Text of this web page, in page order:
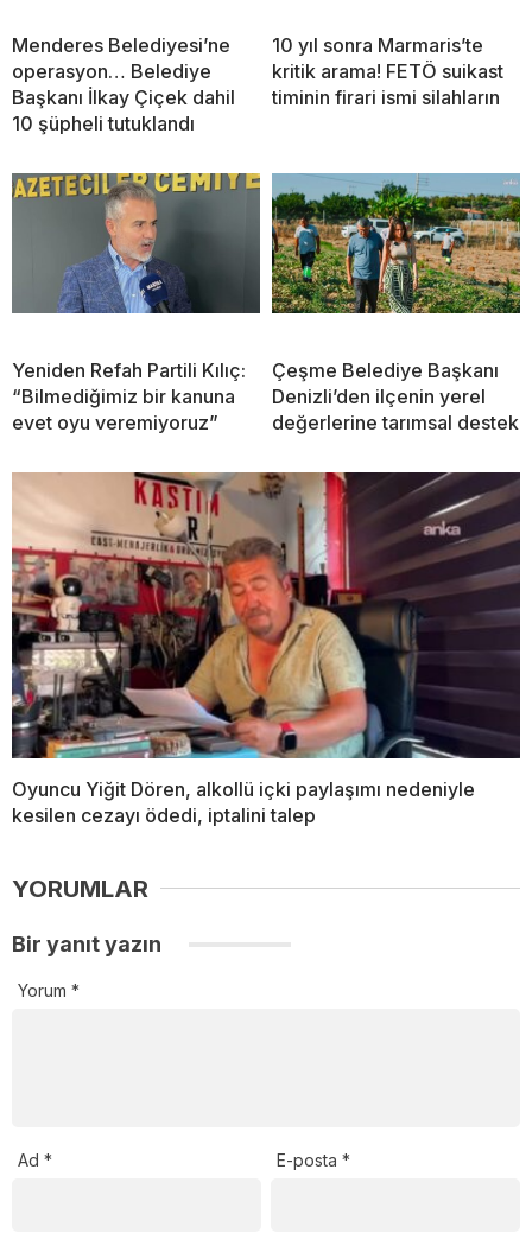
Menderes Belediyesi’ne
operasyon… Belediye
Başkanı İlkay Çiçek dahil
10 şüpheli tutuklandı
10 yıl sonra Marmaris’te
kritik arama! FETÖ suikast
timinin firari ismi silahların
Yeniden Refah Partili Kılıç:
“Bilmediğimiz bir kanuna
evet oyu veremiyoruz”
Çeşme Belediye Başkanı
Denizli’den ilçenin yerel
değerlerine tarımsal destek
Oyuncu Yiğit Dören, alkollü içki paylaşımı nedeniyle
kesilen cezayı ödedi, iptalini talep
YORUMLAR
Bir yanıt yazın
Yorum *
Ad * E-posta*